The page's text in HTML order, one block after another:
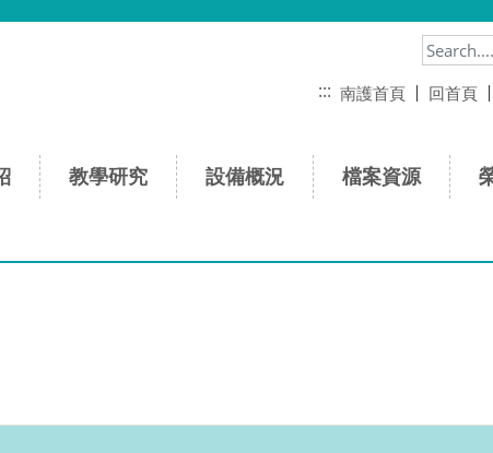
::: 南護首頁 回首頁
教學研究 設備概況 檔案資源